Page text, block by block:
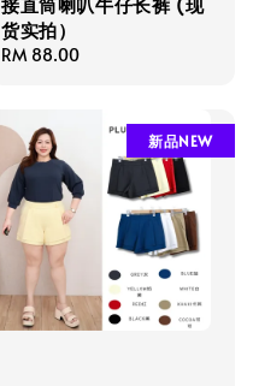
货实拍）
Regular
RM 88.00
新品NEW